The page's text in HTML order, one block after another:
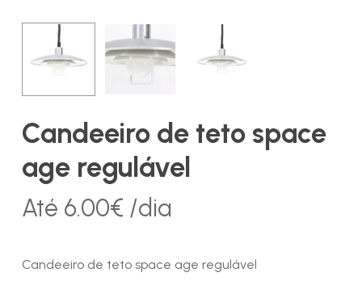
Candeeiro de teto space
age regulável
Até 6.00€ /dia
Candeeiro de teto space age regulável